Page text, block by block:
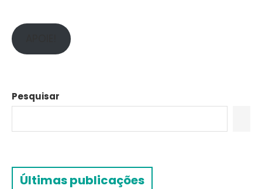
Pesquisar
Últimas publicações